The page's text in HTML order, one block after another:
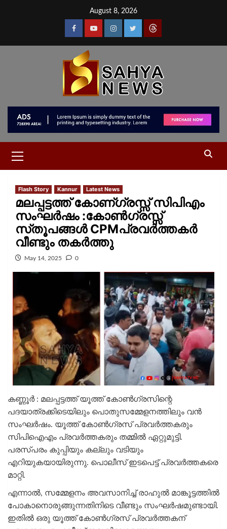
August 8, 2026
Flash Story Kannur Latest News
മലപ്പട്ടത്ത് കോണ്ഗ്രസ്സ് സിപിഎം
സംഘർഷം :കോൺഗ്രസ്സ്
സ്‌തൂപങ്ങൾ CPMപ്രവർത്തകർ
വീണ്ടും തകർത്തു
May 14, 2025 0
കണ്ണൂർ : മലപ്പട്ടത്ത് യൂത്ത് കോൺഗ്രസിന്റെ
പദയാത്രക്കിടെയിലും പൊതുസമ്മേളനത്തിലും വൻ
സംഘർഷം. യൂത്ത് കോൺഗ്രസ്‌ പ്രവർത്തകരും
സിപിഐഎം പ്രവർത്തകരും തമ്മിൽ ഏറ്റുമുട്ടി.
പരസ്പരം കുപ്പിയും കല്ലും വടിയും
എറിയുകയായിരുന്നു. പൊലീസ് ഇടപെട്ട് പ്രവർത്തകരെ
മാറ്റി.
എന്നാൽ, സമ്മേളനം അവസാനിച്ച് രാഹുൽ മാങ്കൂട്ടത്തിൽ
പോകാനൊരുങ്ങുന്നതിനിടെ വീണ്ടും സംഘർഷമുണ്ടായി.
ഇതിൽ ഒരു യൂത്ത് കോൺഗ്രസ് പ്രവർത്തകന്